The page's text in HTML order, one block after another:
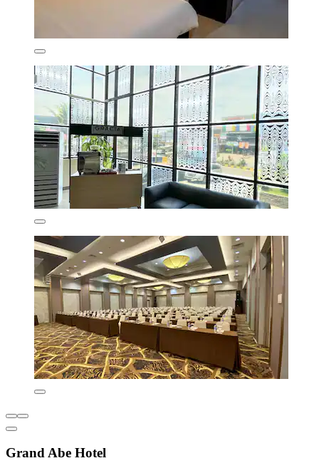
Grand Abe Hotel